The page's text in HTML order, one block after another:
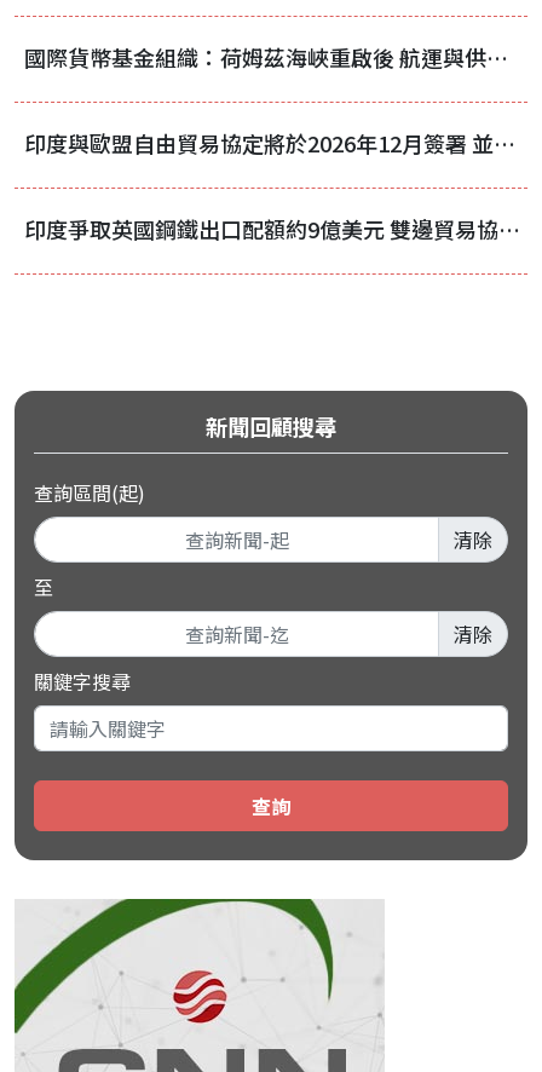
國際貨幣基金組織：荷姆茲海峽重啟後 航運與供應鏈仍需時間恢復正常
印度與歐盟自由貿易協定將於2026年12月簽署 並於2027年2月至3月生效
印度爭取英國鋼鐵出口配額約9億美元 雙邊貿易協議再陷拉鋸
新聞回顧搜尋
查詢區間(起)
清除
至
清除
關鍵字搜尋
查詢